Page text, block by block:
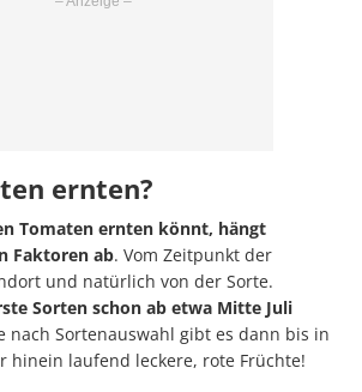
ernten?
Tomaten ernten könnt, hängt
Faktoren ab. Vom Zeitpunkt der
und natürlich von der Sorte.
Sorten schon ab etwa Mitte Juli
nach Sortenauswahl gibt es dann bis in
hinein laufend leckere, rote Früchte!